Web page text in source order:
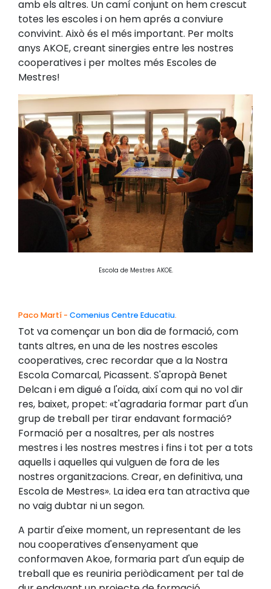
amb els altres. Un camí conjunt on hem crescut
totes les escoles i on hem aprés a conviure
convivint. Això és el més important. Per molts
anys AKOE, creant sinergies entre les nostres
cooperatives i per moltes més Escoles de
Mestres!
Escola de Mestres AKOE.
Paco Martí - Comenius Centre Educatiu.
Tot va començar un bon dia de formació, com
tants altres, en una de les nostres escoles
cooperatives, crec recordar que a la Nostra
Escola Comarcal, Picassent. S'apropà Benet
Delcan i em digué a l'oïda, així com qui no vol dir
res, baixet, propet: «t'agradaria formar part d'un
grup de treball per tirar endavant formació?
Formació per a nosaltres, per als nostres
mestres i les nostres mestres i fins i tot per a tots
aquells i aquelles qui vulguen de fora de les
nostres organitzacions. Crear, en definitiva, una
Escola de Mestres». La idea era tan atractiva que
no vaig dubtar ni un segon.
A partir d'eixe moment, un representant de les
nou cooperatives d'ensenyament que
conformaven Akoe, formaria part d'un equip de
treball que es reuniria periòdicament per tal de